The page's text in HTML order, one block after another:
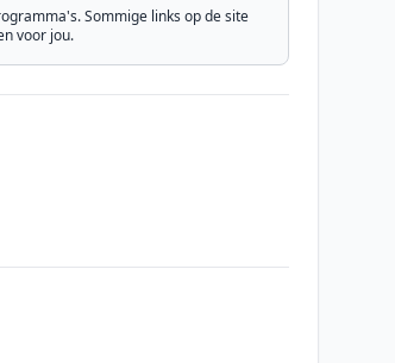
Sommige links op de site
voor jou.